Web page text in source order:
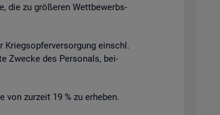
die zu grö­ße­ren Wett­be­werbs­
Kriegs­op­fer­ver­sor­gung einschl.
Zwe­cke des Per­so­nals, bei­
zur­zeit 19 % zu er­he­ben.